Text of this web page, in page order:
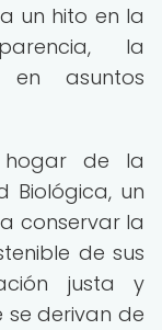
un hito en la
la
asuntos
hogar de la
Biológica, un
conservar la
de sus
justa y
se derivan de